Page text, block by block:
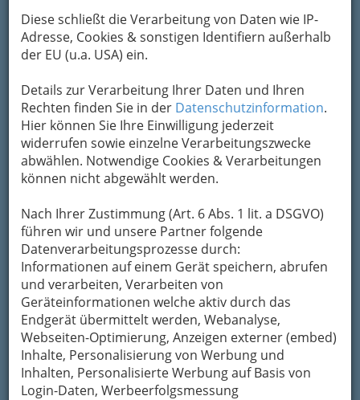
Diese schließt die Verarbeitung von Daten wie IP-
Adresse, Cookies & sonstigen Identifiern außerhalb
der EU (u.a. USA) ein.
Details zur Verarbeitung Ihrer Daten und Ihren
Rechten finden Sie in der Datenschutzinformation.
Hier können Sie Ihre Einwilligung jederzeit
widerrufen sowie einzelne Verarbeitungszwecke
abwählen. Notwendige Cookies & Verarbeitungen
können nicht abgewählt werden.
Nach Ihrer Zustimmung (Art. 6 Abs. 1 lit. a DSGVO)
führen wir und unsere Partner folgende
Datenverarbeitungsprozesse durch:
Informationen auf einem Gerät speichern, abrufen
und verarbeiten, Verarbeiten von
Geräteinformationen welche aktiv durch das
Endgerät übermittelt werden, Webanalyse,
Webseiten-Optimierung, Anzeigen externer (embed)
Inhalte, Personalisierung von Werbung und
Inhalten, Personalisierte Werbung auf Basis von
Login-Daten, Werbeerfolgsmessung
Adresse mit Google Maps anschauen
Kontaktaufnahme
Um die Info-Graz Firmenvor Spam-Mails zu
bewahren, verwenden wir an dieser Stelle zur
Übermittlung Ihrer Nachricht ein sicheres
Formular. Ihre Nachricht wird nach dem
Absenden umgehend per Mail an das
weitergeleitet.
Mein Name
Meine Email Adresse
Mein Betreff